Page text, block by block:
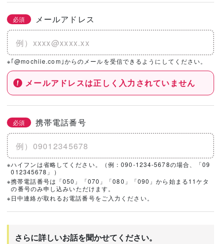
必須 メールアドレス
※｢@mochiie.com｣からのメールを受信できるようにしてください。
メールアドレスは正しく入力されていません
必須 携帯電話番号
※ハイフンは省略してください。（例：090-1234-5678の場合、「09
012345678」）
※携帯電話番号は「050」「070」「080」「090」から始まる11ケタ
の番号のみ申し込みいただけます。
※日中連絡が取れるお電話番号をご入力ください。
さらに詳しいお話を聞かせてください。